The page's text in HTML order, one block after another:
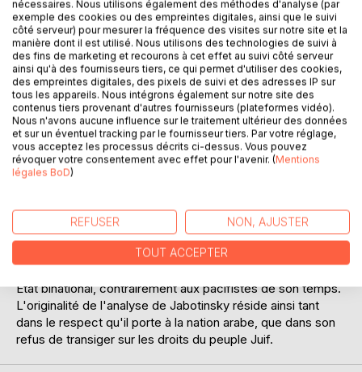
célèbre : le "Mur de Fer". Il y exposait sa conception du
conflit israélo-arabe, élaborée au lendemain des émeutes
de 1921 à Jérusalem, auxquelles il avait pris part en tant que
témoin actif, ayant organisé l'autodéfense juive au sein de
la Haganah. Cent ans plus tard, ses idées sur le sujet
demeurent d'une étonnante actualité. Les articles réunis ici
exposent une vision du conflit qui reste en effet très
pertinente, tant à propos des racines du conflit israélo-
arabe que des solutions que préconise Jabotinsky.
que la nation arabe n'allait pas renoncer à ses droits sur la
terre d'Israël en échange des "avantages économiques"
apportés par l'implantation sioniste. Mais ce constat lucide
Etat binational, contrairement aux pacifistes de son temps.
L'originalité de l'analyse de Jabotinsky réside ainsi tant
dans le respect qu'il porte à la nation arabe, que dans son
refus de transiger sur les droits du peuple Juif.
nécessaires. Nous utilisons également des méthodes d'analyse (par
exemple des cookies ou des empreintes digitales, ainsi que le suivi
côté serveur) pour mesurer la fréquence des visites sur notre site et la
manière dont il est utilisé. Nous utilisons des technologies de suivi à
des fins de marketing et recourons à cet effet au suivi côté serveur
ainsi qu'à des fournisseurs tiers, ce qui permet d'utiliser des cookies,
des empreintes digitales, des pixels de suivi et des adresses IP sur
tous les appareils. Nous intégrons également sur notre site des
contenus tiers provenant d'autres fournisseurs (plateformes vidéo).
Nous n'avons aucune influence sur le traitement ultérieur des données
et sur un éventuel tracking par le fournisseur tiers. Par votre réglage,
vous acceptez les processus décrits ci-dessus. Vous pouvez
révoquer votre consentement avec effet pour l'avenir. (Mentions
légales BoD)
REFUSER NON, AJUSTER
TOUT ACCEPTER